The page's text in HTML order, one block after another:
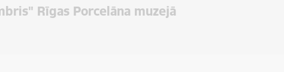
Rīgas Porcelāna muzejā